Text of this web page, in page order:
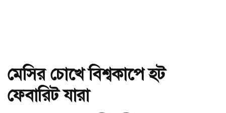
মেসির চোখে বিশ্বকাপে হট
ফেবারিট যারা